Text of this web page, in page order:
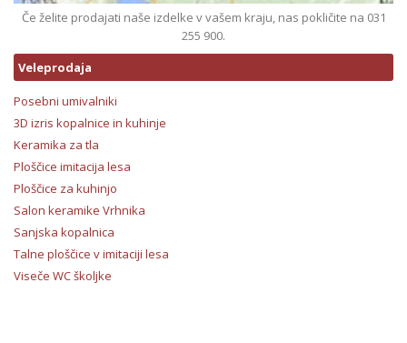
Če želite prodajati naše izdelke v vašem kraju, nas pokličite na 031
255 900.
Veleprodaja
Posebni umivalniki
3D izris kopalnice in kuhinje
Keramika za tla
Ploščice imitacija lesa
Ploščice za kuhinjo
Salon keramike Vrhnika
Sanjska kopalnica
Talne ploščice v imitaciji lesa
Viseče WC školjke